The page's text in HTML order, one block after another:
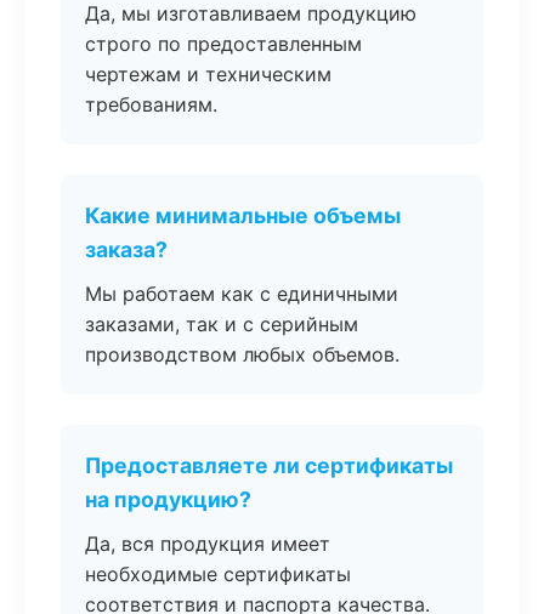
Да, мы изготавливаем продукцию
строго по предоставленным
чертежам и техническим
требованиям.
Какие минимальные объемы
заказа?
Мы работаем как с единичными
заказами, так и с серийным
производством любых объемов.
Предоставляете ли сертификаты
на продукцию?
Да, вся продукция имеет
необходимые сертификаты
соответствия и паспорта качества.